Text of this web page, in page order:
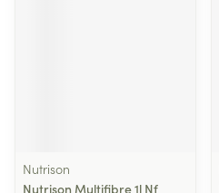
Nutrison
Nutrison Multifibre 1l Nf